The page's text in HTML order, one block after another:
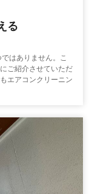
る
はありません。こ
ご紹介させていただ
エアコンクリーニン